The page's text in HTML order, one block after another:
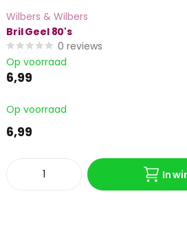
Wilbers & Wilbers
Bril Geel 80's
0 reviews
Op voorraad
6,99
Op voorraad
6,99
In